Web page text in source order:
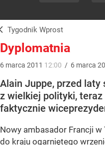
Tygodnik Wprost
Dyplomatnia
6 marca 2011 12:00 / 6 marca
Alain Juppe, przed laty
z wielkiej polityki, teraz
faktycznie
Nowy ambasador Francji w
do kraju ogarniętego